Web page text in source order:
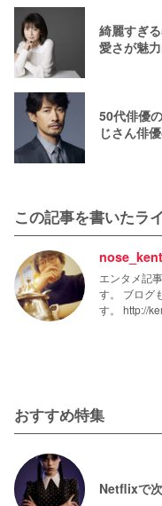
綺麗すぎ
愛さが魅
50代俳優
じさん俳
この記事を書いたラ
エンタメ記
す。 ブログ
す。 http://
おすすめ特集
Netflixで